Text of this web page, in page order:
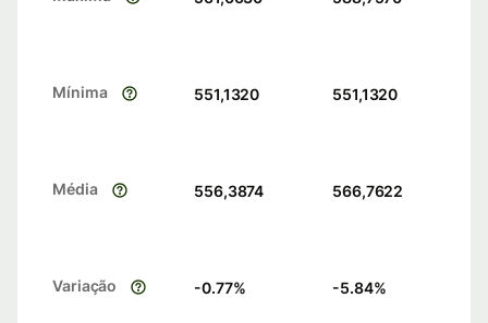
Mínima 551,1320 551,1320
Média 556,3874 566,7622
Variação -0.77% -5.84%